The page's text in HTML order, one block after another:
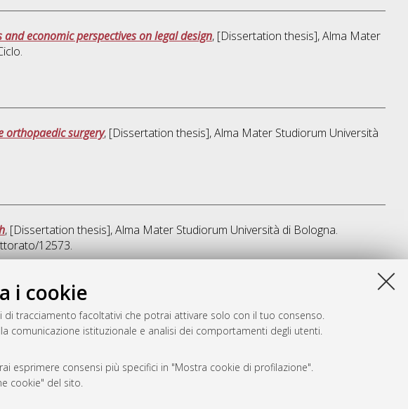
i cookie
tracciamento facoltativi che potrai attivare solo con il tuo consenso.
comunicazione istituzionale e analisi dei comportamenti degli utenti.
esprimere consensi più specifici in "Mostra cookie di profilazione".
cookie" del sito.
economic perspectives on legal design, [Dissertation thesis], Alma Mater
orthopaedic surgery, [Dissertation thesis], Alma Mater Studiorum Università
, [Dissertation thesis], Alma Mater Studiorum Università di Bologna.
12573.
Fri Aug 7 20:31:03 2026 CEST.